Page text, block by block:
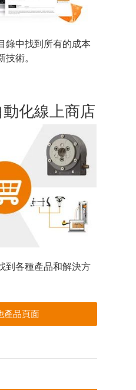
錄中找到所有的成本
技術。
化線上商店
到各種產品和解決方
產品頁面